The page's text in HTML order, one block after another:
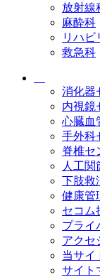
放射線
麻酔科
リハビ
救急科
消化器
内視鏡
心臓血
手外科
脊椎セ
人工関
下肢救
健康管
セコム
プライ
アクセ
当サイ
サイト